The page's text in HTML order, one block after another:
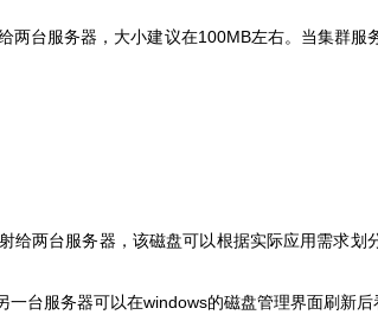
两台服务器，大小建议在100MB左右。当集群服
给两台服务器，该磁盘可以根据实际应用需求划
一台服务器可以在windows的磁盘管理界面刷新后